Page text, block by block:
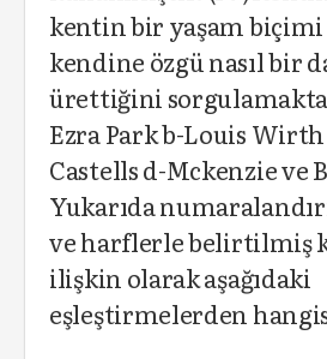
kentin bir yaşam
kendine özgü nasıl bir
ürettiğini
Ezra Park b-Louis
Castells d-Mckenzie ve
Yukarıda
ve harflerle belirtilmiş
ilişkin olarak aşağıdaki
eşleştirmelerden